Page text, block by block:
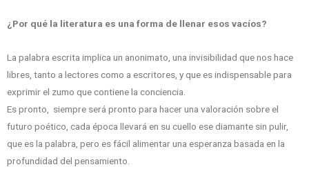
¿Por qué la literatura es una forma de llenar esos vacíos?
La palabra escrita implica un anonimato, una invisibilidad que nos hace
libres, tanto a lectores como a escritores, y que es indispensable para
exprimir el zumo que contiene la conciencia.
Es pronto, siempre será pronto para hacer una valoración sobre el
futuro poético, cada época llevará en su cuello ese diamante sin pulir,
que es la palabra, pero es fácil alimentar una esperanza basada en la
profundidad del pensamiento.